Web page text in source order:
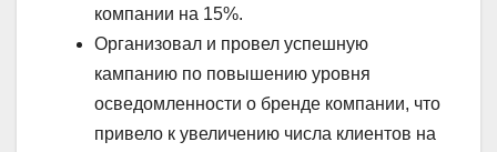
компании на 15%.
Организовал и провел успешную
кампанию по повышению уровня
осведомленности о бренде компании, что
привело к увеличению числа клиентов на